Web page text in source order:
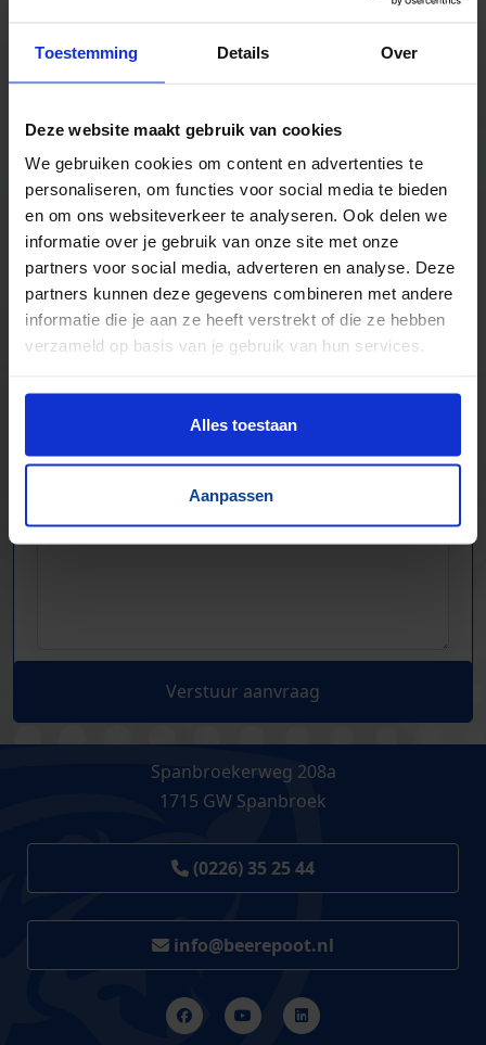
Toestemming Details Over
Deze website maakt gebruik van cookies
We gebruiken cookies om content en advertenties te
personaliseren, om functies voor social media te bieden
en om ons websiteverkeer te analyseren. Ook delen we
informatie over je gebruik van onze site met onze
partners voor social media, adverteren en analyse. Deze
partners kunnen deze gegevens combineren met andere
informatie die je aan ze heeft verstrekt of die ze hebben
verzameld op basis van je gebruik van hun services.
Alles toestaan
Aanpassen
Kilometers rollenbaan uit voorraad leverbaar
Zwaartekracht en aangedreven
Nieuw & gebruikt
Voor talloze toepassingen
Pakjes, doosjes, kratjes, pallets…
Verstuur aanvraag
Spanbroekerweg 208a
1715 GW Spanbroek
(0226) 35 25 44
info@beerepoot.nl